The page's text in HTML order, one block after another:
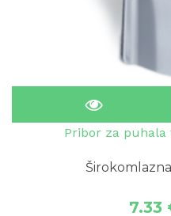
Pribor za puhala
7.33